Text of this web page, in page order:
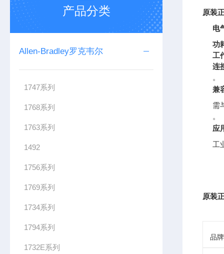
产品分类
Allen-Bradley罗克韦尔
1747系列
1768系列
1763系列
1492
1756系列
1769系列
1734系列
1794系列
1732E系列
原装
电
功
工
连
。
兼
需
。
应
工
原装
品牌